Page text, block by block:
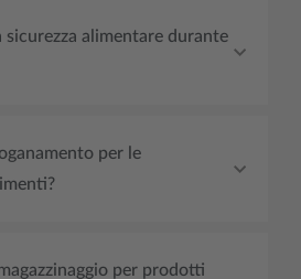
sicurezza alimentare durante
per le
per prodotti